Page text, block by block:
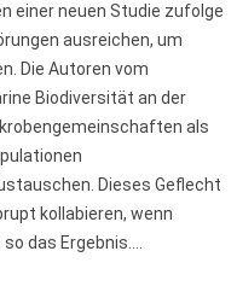
einer neuen Studie zufolge
ausreichen, um
Die Autoren vom
Biodiversität an der
als
Dieses Geflecht
kollabieren, wenn
das Ergebnis.…